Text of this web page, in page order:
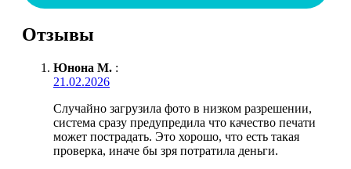
Отзывы
Юнона М. :
21.02.2026
Случайно загрузила фото в низком разрешении,
система сразу предупредила что качество печати
может пострадать. Это хорошо, что есть такая
проверка, иначе бы зря потратила деньги.